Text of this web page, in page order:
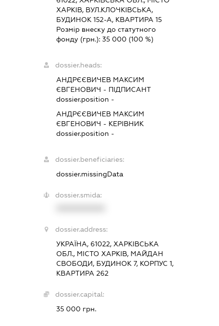
ХАРКІВ, ВУЛ.КЛОЧКІВСЬКА,
БУДИНОК 152-А, КВАРТИРА 15
Розмір внеску до статутного
фонду (грн.):35 000 (100 %)
dossier.heads:
АНДРЄЄВИЧЕВ МАКСИМ
ЄВГЕНОВИЧ - ПІДПИСАНТ
dossier.position -
АНДРЄЄВИЧЕВ МАКСИМ
ЄВГЕНОВИЧ - КЕРІВНИК
dossier.position -
dossier.beneficiaries:
dossier.missingData
dossier.smida:
dossier.address:
УКРАЇНА, 61022, ХАРКІВСЬКА
ОБЛ., МІСТО ХАРКІВ, МАЙДАН
СВОБОДИ, БУДИНОК 7, КОРПУС 1,
КВАРТИРА 262
dossier.capital:
35 000 грн.